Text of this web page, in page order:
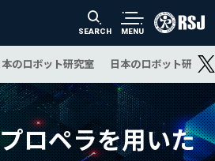
SEARCH MENU
本のロボット研究室 日本のロボット研究
ロペラを用いた